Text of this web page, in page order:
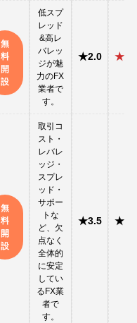
無
料
開
設
低スプ
レッド
&高レ
バレッ
ジが魅
力のFX
業者で
す。
★2.0
無
料
開
設
取引コ
スト・
レバレ
ッジ・
スプレ
ッド・
サポー
トな
ど、欠
点なく
全体的
に安定
してい
るFX業
者で
す。
★3.5